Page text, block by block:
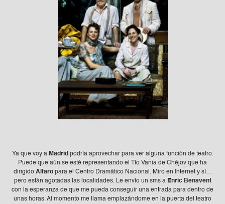
Ya que voy a Madrid podría aprovechar para ver alguna función de teatro.
Puede que aún se esté representando el Tío Vania de Chéjov que ha
dirigido Alfaro para el Centro Dramático Nacional. Miro en Internet y sí…
pero están agotadas las localidades. Le envío un sms a Enric Benavent
con la esperanza de que me pueda conseguir una entrada para dentro de
unas horas. Al momento me llama emplazándome en la puerta del teatro